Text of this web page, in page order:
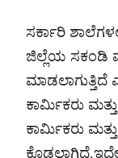
ಸರ್ಕಾರಿ
ಜಿಲ್ಲೆಯ ಸಕಂಡಿ
ಮಾಡಲಾಗುತ್ತಿದೆ
ಕಾರ್ಮಿಕರು
ಕಾರ್ಮಿಕರು